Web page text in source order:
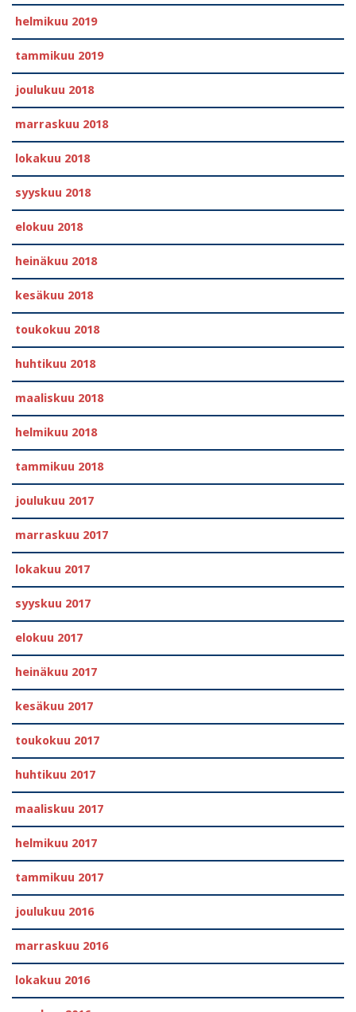
helmikuu 2019
tammikuu 2019
joulukuu 2018
marraskuu 2018
lokakuu 2018
syyskuu 2018
elokuu 2018
heinäkuu 2018
kesäkuu 2018
toukokuu 2018
huhtikuu 2018
maaliskuu 2018
helmikuu 2018
tammikuu 2018
joulukuu 2017
marraskuu 2017
lokakuu 2017
syyskuu 2017
elokuu 2017
heinäkuu 2017
kesäkuu 2017
toukokuu 2017
huhtikuu 2017
maaliskuu 2017
helmikuu 2017
tammikuu 2017
joulukuu 2016
marraskuu 2016
lokakuu 2016